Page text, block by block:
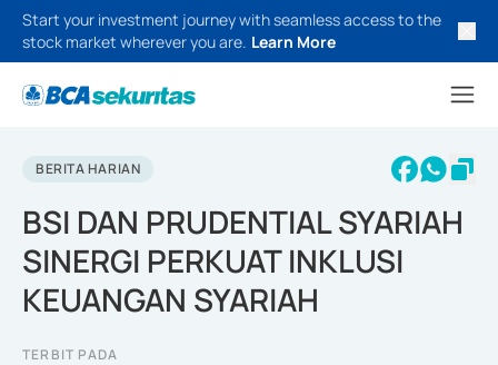
Start your investment journey with seamless access to the
stock market wherever you are. Learn More
BERITA HARIAN
BSI DAN PRUDENTIAL SYARIAH
SINERGI PERKUAT INKLUSI
KEUANGAN SYARIAH
TERBIT PADA